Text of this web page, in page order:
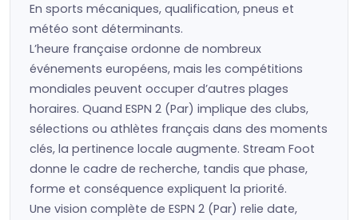
En sports mécaniques, qualification, pneus et
météo sont déterminants.
L’heure française ordonne de nombreux
événements européens, mais les compétitions
mondiales peuvent occuper d’autres plages
horaires. Quand ESPN 2 (Par) implique des clubs,
sélections ou athlètes français dans des moments
clés, la pertinence locale augmente. Stream Foot
donne le cadre de recherche, tandis que phase,
forme et conséquence expliquent la priorité.
Une vision complète de ESPN 2 (Par) relie date,